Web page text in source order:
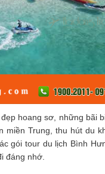
hoang sơ, những bãi
miền Trung, thu hút du
gói tour du lịch Bình
đáng nhớ.